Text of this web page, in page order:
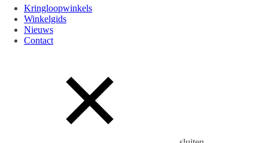
Kringloopwinkels
Winkelgids
Nieuws
Contact